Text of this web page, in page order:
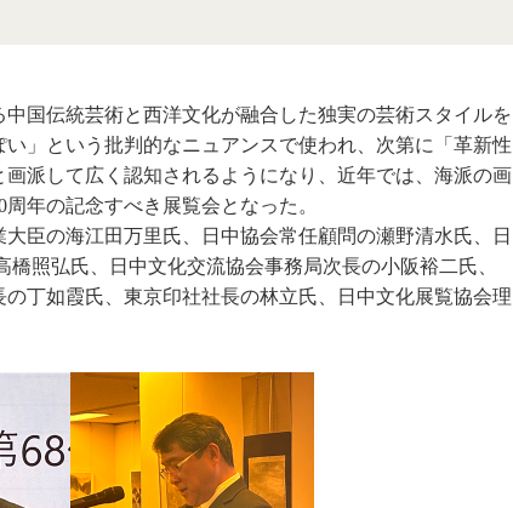
国伝統芸術と西洋文化が融合した独実の芸術スタイルを
」という批判的なニュアンスで使われ、次第に「革新性
派して広く認知されるようになり、近年では、海派の画
年の記念すべき展覧会となった。
臣の海江田万里氏、日中協会常任顧問の瀬野清水氏、日
照弘氏、日中文化交流協会事務局次長の小阪裕二氏、
丁如霞氏、東京印社社長の林立氏、日中文化展覧協会理